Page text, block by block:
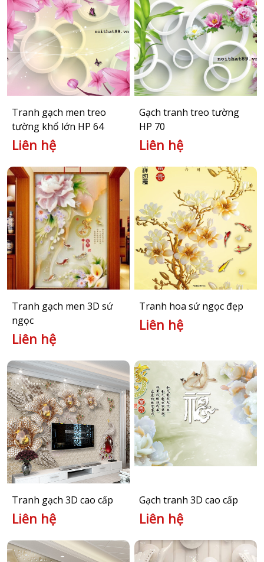
Tranh gạch men treo
tường khổ lớn HP 64
Liên hệ
Gạch tranh treo tường
HP 70
Liên hệ
Tranh gạch men 3D sứ
ngọc
Liên hệ
Tranh hoa sứ ngọc đẹp
Liên hệ
Tranh gạch 3D cao cấp
Liên hệ
Gạch tranh 3D cao cấp
Liên hệ